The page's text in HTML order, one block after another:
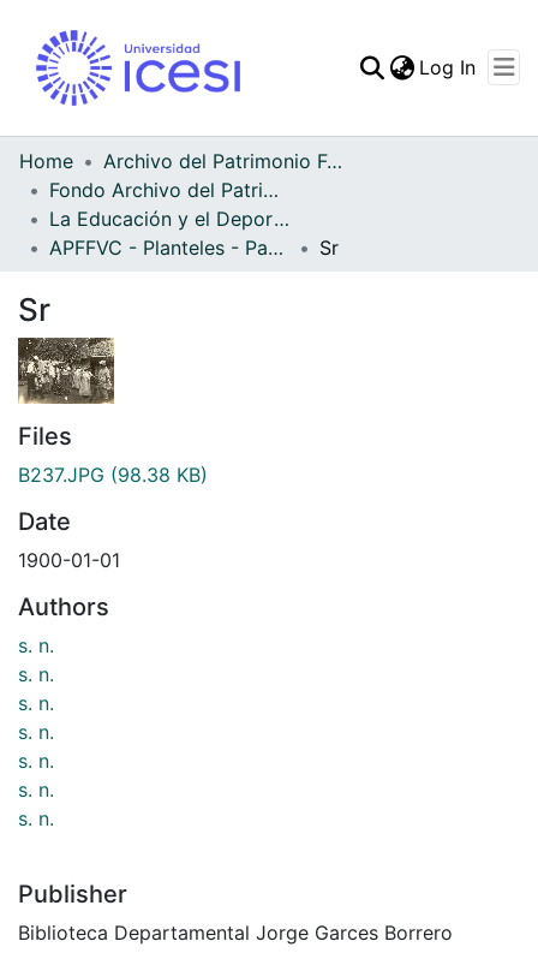
Log In
Home
Archivo del Patrimonio Fotográfico y Fílmico del Valle del Cauca
Fondo Archivo del Patrimonio Fotográfico y Fílmico del Valle del Cauca
La Educación y el Deporte
APFFVC - Planteles - Patrimonial
Sr
Sr
Files
B237.JPG (98.38 KB)
Date
1900-01-01
Authors
s. n.
s. n.
s. n.
s. n.
s. n.
s. n.
s. n.
Publisher
Biblioteca Departamental Jorge Garces Borrero